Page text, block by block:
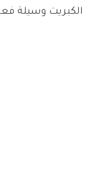
الكبريت وسيلة